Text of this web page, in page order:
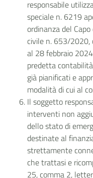
responsabile
speciale n. 6219
ordinanza del
civile n. 653/2020,
al 28 febbraio
predetta
già pianificati e
modalità di cui al
Il soggetto
interventi non
dello stato di
destinate al
strettamente
che trattasi e
25, comma 2,